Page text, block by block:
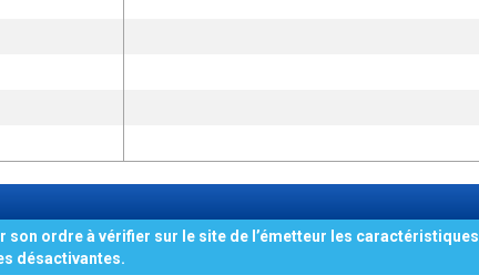
son ordre à vérifier sur le site de l’émetteur les caractéristiques
désactivantes.